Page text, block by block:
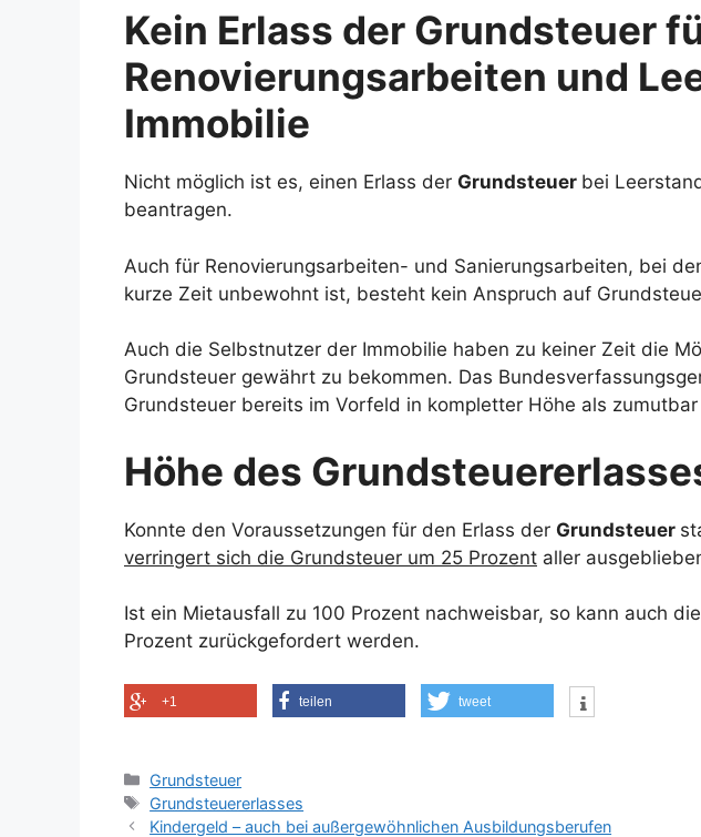
Kein Erlass der Grundsteuer
Renovierungsarbeiten und
Immobilie
Nicht möglich ist es, einen Erlass der Grundsteuer bei
beantragen.
Auch für Renovierungsarbeiten- und Sanierungsarbeiten, bei
kurze Zeit unbewohnt ist, besteht kein Anspruch auf
Auch die Selbstnutzer der Immobilie haben zu keiner Zeit die
Grundsteuer gewährt zu bekommen. Das
Grundsteuer bereits im Vorfeld in kompletter Höhe als
Höhe des
Konnte den Voraussetzungen für den Erlass der Grundsteuer
verringert sich die Grundsteuer um 25 Prozent aller
Ist ein Mietausfall zu 100 Prozent nachweisbar, so kann auch die
Prozent zurückgefordert werden.
+1 teilen tweet
Kategorien
Grundsteuer
Schlagwörter
Grundsteuererlasses
Kindergeld – auch bei außergewöhnlichen Ausbildungsberufen